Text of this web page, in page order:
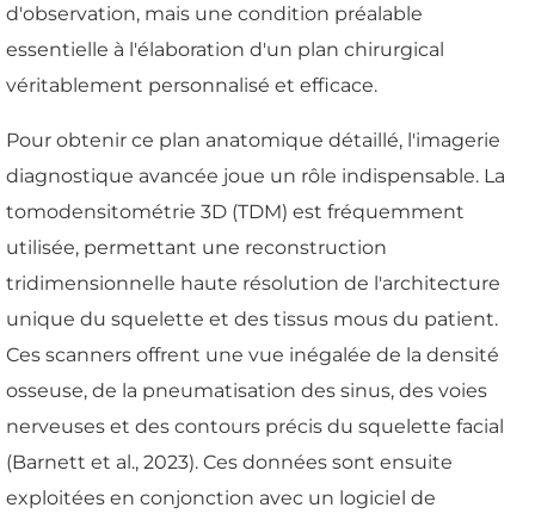
d'observation, mais une condition préalable
essentielle à l'élaboration d'un plan chirurgical
véritablement personnalisé et efficace.
Pour obtenir ce plan anatomique détaillé, l'imagerie
diagnostique avancée joue un rôle indispensable. La
tomodensitométrie 3D (TDM) est fréquemment
utilisée, permettant une reconstruction
tridimensionnelle haute résolution de l'architecture
unique du squelette et des tissus mous du patient.
Ces scanners offrent une vue inégalée de la densité
osseuse, de la pneumatisation des sinus, des voies
nerveuses et des contours précis du squelette facial
(Barnett et al., 2023). Ces données sont ensuite
exploitées en conjonction avec un logiciel de